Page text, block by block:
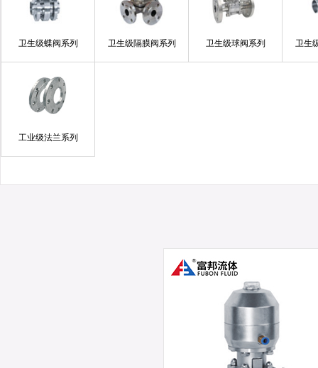
卫生级蝶阀系列 卫生级隔膜阀系列 卫生级球阀系列 卫生
工业级法兰系列